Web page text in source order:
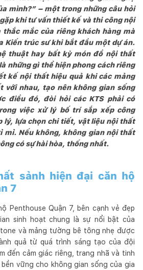
mình?” – một trong những câu hỏi
khi tư vấn thiết kế và thi công nội
mắc của riêng khách hàng mà
Kiến trúc sư khi bắt đầu một dự án.
thuật hay bất kỳ món đồ nội thất
những gì thể hiện phong cách riêng
kế nội thất hiệu quả khi các mảng
với nhau, tạo nên không gian sống
điều đó, đòi hỏi các KTS phải có
việc xử lý bố trí sắp xếp công
lý, lựa chọn chi tiết, vật liệu nội thất
mỉ. Nếu không, không gian nội thất
có sự hài hòa, thống nhất.
sảnh hiện đại căn hộ
7
Penthouse Quận 7, bên cạnh vẻ đẹp
sinh hoạt chung là sự nổi bật của
và mảng tường bê tông nhẹ được
quả từ quá trình sáng tạo của đội
đến cảm giác riêng, trang nhã và tinh
vững cho không gian sống của gia